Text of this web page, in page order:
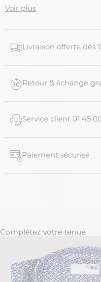
légèreté et style pour les
Chemisette homme
Coupe confortable
Motif floral bleu et blanc
Manches courtes
Base droite
Voir plus
Livraison offerte dés
Retour & échange
Service client 01 45
Paiement sécurisé
Complétez votre tenue